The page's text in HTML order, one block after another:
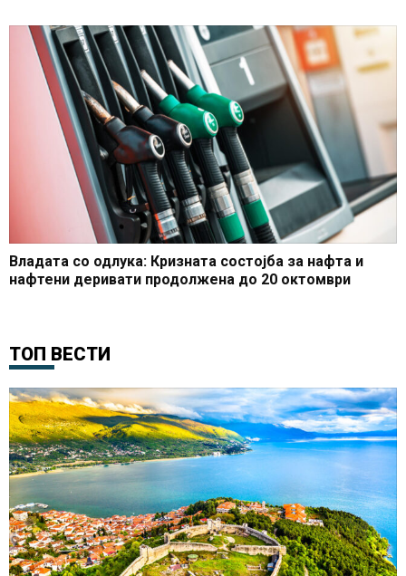
Владата со одлука: Кризната состојба за нафта и
нафтени деривати продолжена до 20 октомври
ТОП ВЕСТИ